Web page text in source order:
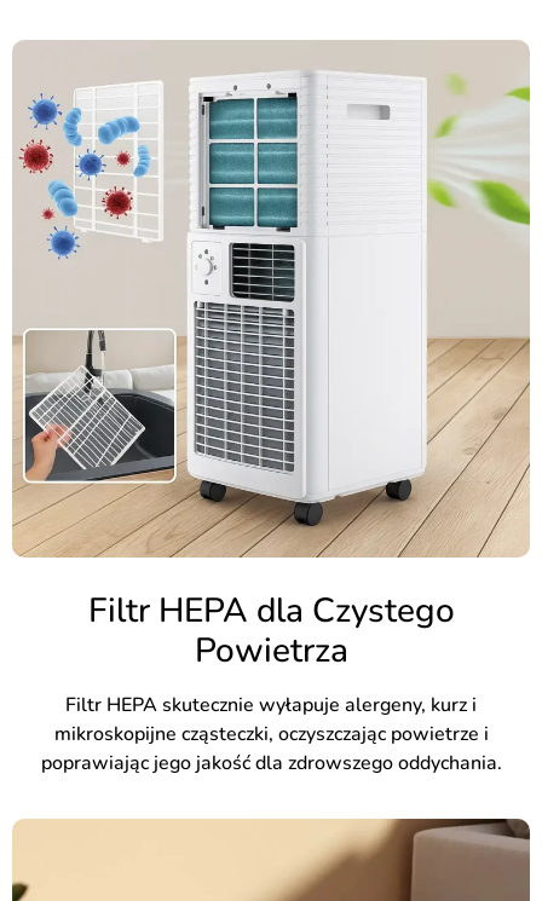
Filtr HEPA dla Czystego
Powietrza
Filtr HEPA skutecznie wyłapuje alergeny, kurz i
mikroskopijne cząsteczki, oczyszczając powietrze i
poprawiając jego jakość dla zdrowszego oddychania.